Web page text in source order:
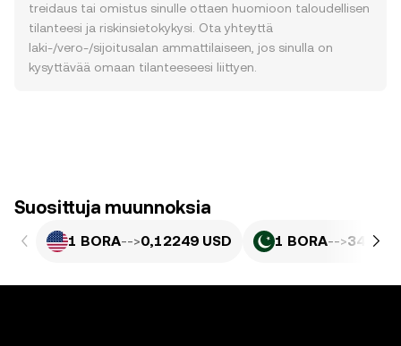
treidaus tai omistus sinulle ottaen huomioon taloudellisen
tilanteesi ja riskinsietokykysi. Ota yhteyttä
laki-/vero-/sijoitusalan ammattilaiseen, jos sinulla on
kysyttävää omaan tilanteeseesi liittyen.
Suosittuja muunnoksia
1 BORA-->0,12249 USD 1 BORA-->34,03